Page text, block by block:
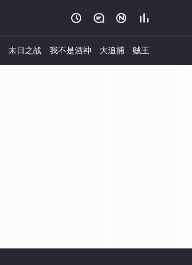
   
末日之战 我不是酒神 大追捕 贼王